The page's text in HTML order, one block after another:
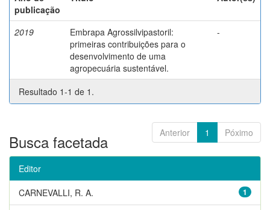
publicação
2019
Embrapa Agrossilvipastoril:
primeiras contribuições para o
desenvolvimento de uma
agropecuária sustentável.
-
Resultado 1-1 de 1.
Anterior 1 Póximo
Busca facetada
Editor
1
CARNEVALLI, R. A.